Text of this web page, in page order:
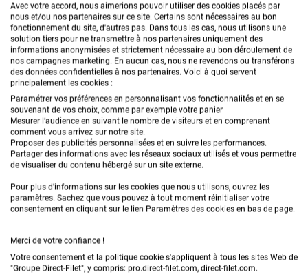
STOCK GARANTI
sur tous nos produits
CLICK & COLLECT
en 30 minutes
PAIEMENT EN 4 FOIS LIVRAISON EXPRESS SATISFAIT
Avec votre accord, nous aimerions pouvoir utiliser des cookies placés par
nous et/ou nos partenaires sur ce site. Certains sont nécessaires au bon
fonctionnement du site, d'autres pas. Dans tous les cas, nous utilisons une
solution tiers pour ne transmettre à nos partenaires uniquement des
informations anonymisées et strictement nécessaire au bon déroulement de
nos campagnes marketing. En aucun cas, nous ne revendons ou transférons
des données confidentielles à nos partenaires. Voici à quoi servent
principalement les cookies :
Paramétrer vos préférences en personnalisant vos fonctionnalités et en se
souvenant de vos choix, comme par exemple votre panier
Mesurer l’audience en suivant le nombre de visiteurs et en comprenant
comment vous arrivez sur notre site.
Proposer des publicités personnalisées et en suivre les performances.
Partager des informations avec les réseaux sociaux utilisés et vous permettre
de visualiser du contenu hébergé sur un site externe.
Pour plus d'informations sur les cookies que nous utilisons, ouvrez les
paramètres. Sachez que vous pouvez à tout moment réinitialiser votre
consentement en cliquant sur le lien Paramètres des cookies en bas de page.
Merci de votre confiance !
Votre consentement et la politique cookie s'appliquent à tous les sites Web de
"Groupe Direct-Filet", y compris: pro.direct-filet.com, direct-filet.com.